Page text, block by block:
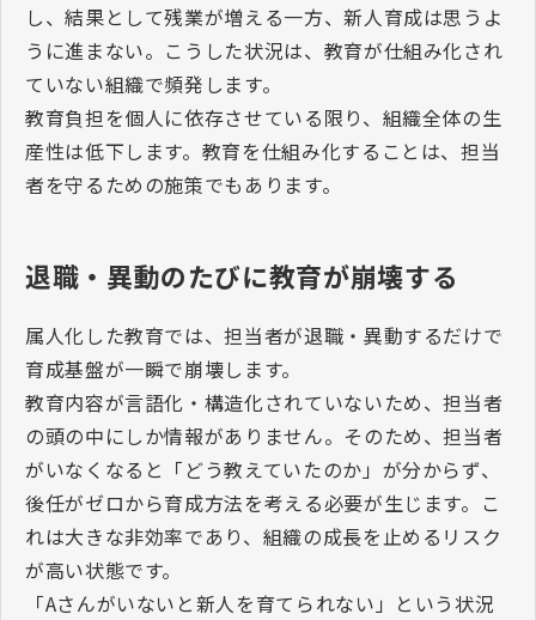
し、結果として残業が増える一方、新人育成は思うよ
うに進まない。こうした状況は、教育が仕組み化され
ていない組織で頻発します。
教育負担を個人に依存させている限り、組織全体の生
産性は低下します。教育を仕組み化することは、担当
者を守るための施策でもあります。
退職・異動のたびに教育が崩壊する
属人化した教育では、担当者が退職・異動するだけで
育成基盤が一瞬で崩壊します。
教育内容が言語化・構造化されていないため、担当者
の頭の中にしか情報がありません。そのため、担当者
がいなくなると「どう教えていたのか」が分からず、
後任がゼロから育成方法を考える必要が生じます。こ
れは大きな非効率であり、組織の成長を止めるリスク
が高い状態です。
「Aさんがいないと新人を育てられない」という状況